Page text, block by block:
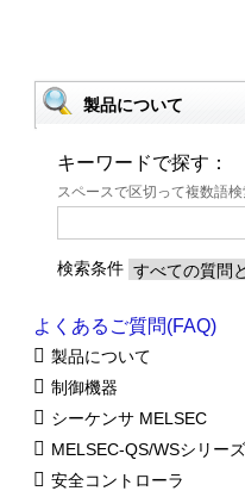
製品について
キーワードで探す：
スペースで区切って複数語
検索条件
よくあるご質問(FAQ)
製品について
制御機器
シーケンサ MELSEC
MELSEC-QS/WSシリーズ
安全コントローラ